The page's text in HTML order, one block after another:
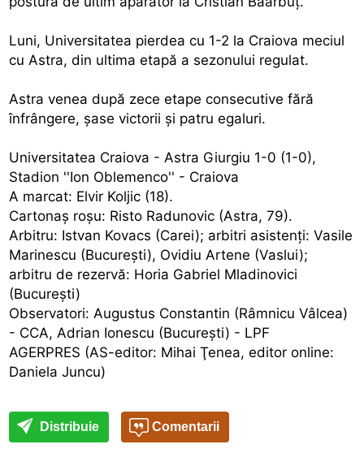
Luni, Universitatea pierdea cu 1-2 la Craiova meciul
cu Astra, din ultima etapă a sezonului regulat.
Astra venea după zece etape consecutive fără
înfrângere, şase victorii şi patru egaluri.
Universitatea Craiova - Astra Giurgiu 1-0 (1-0),
Stadion ''Ion Oblemenco'' - Craiova
A marcat: Elvir Koljic (18).
Cartonaş roşu: Risto Radunovic (Astra, 79).
Arbitru: Istvan Kovacs (Carei); arbitri asistenţi: Vasile
Marinescu (Bucureşti), Ovidiu Artene (Vaslui);
arbitru de rezervă: Horia Gabriel Mladinovici
(Bucureşti)
Observatori: Augustus Constantin (Râmnicu Vâlcea)
- CCA, Adrian Ionescu (Bucureşti) - LPF
AGERPRES (AS-editor: Mihai Ţenea, editor online:
Daniela Juncu)
Distribuie Comentarii